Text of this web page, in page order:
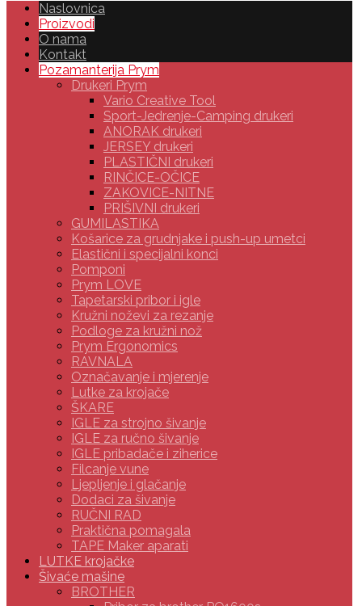
Naslovnica
Proizvodi
O nama
Kontakt
Pozamanterija Prym
Drukeri Prym
Vario Creative Tool
Sport-Jedrenje-Camping drukeri
ANORAK drukeri
JERSEY drukeri
PLASTIČNI drukeri
RINČICE-OČICE
ZAKOVICE-NITNE
PRIŠIVNI drukeri
GUMILASTIKA
Košarice za grudnjake i push-up umetci
Elastični i specijalni konci
Pomponi
Prym LOVE
Tapetarski pribor i igle
Kružni noževi za rezanje
Podloge za kružni nož
Prym Ergonomics
RAVNALA
Označavanje i mjerenje
Lutke za krojače
ŠKARE
IGLE za strojno šivanje
IGLE za ručno šivanje
IGLE pribadače i ziherice
Filcanje vune
Ljepljenje i glačanje
Dodaci za šivanje
RUČNI RAD
Praktična pomagala
TAPE Maker aparati
LUTKE krojačke
Šivaće mašine
BROTHER